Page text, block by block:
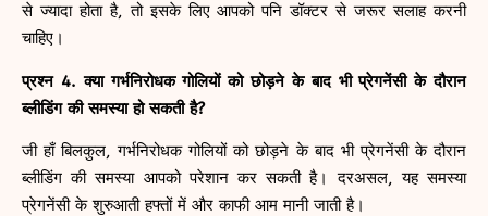
से ज्यादा होता है, तो इसके लिए आपको पनि डॉक्टर से जरूर सलाह करनी
चाहिए।
प्रश्न 4. क्या गर्भनिरोधक गोलियों को छोड़ने के बाद भी प्रेगनेंसी के दौरान
ब्लीडिंग की समस्या हो सकती है?
जी हाँ बिलकुल, गर्भनिरोधक गोलियों को छोड़ने के बाद भी प्रेगनेंसी के दौरान
ब्लीडिंग की समस्या आपको परेशान कर सकती है। दरअसल, यह समस्या
प्रेगनेंसी के शुरुआती हफ्तों में और काफी आम मानी जाती है।